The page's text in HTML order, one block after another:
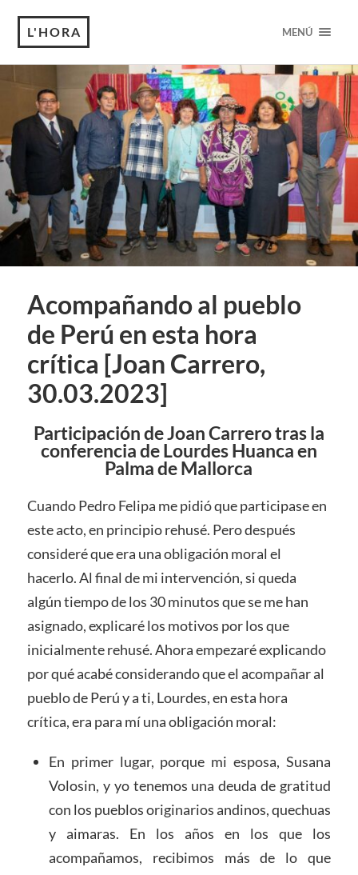
L'HORA MENÚ
Acompañando al pueblo
de Perú en esta hora
crítica [Joan Carrero,
30.03.2023]
Participación de Joan Carrero tras la
conferencia de Lourdes Huanca en
Palma de Mallorca
Cuando Pedro Felipa me pidió que participase en
este acto, en principio rehusé. Pero después
consideré que era una obligación moral el
hacerlo. Al final de mi intervención, si queda
algún tiempo de los 30 minutos que se me han
asignado, explicaré los motivos por los que
inicialmente rehusé. Ahora empezaré explicando
por qué acabé considerando que el acompañar al
pueblo de Perú y a ti, Lourdes, en esta hora
crítica, era para mí una obligación moral:
En primer lugar, porque mi esposa, Susana
Volosin, y yo tenemos una deuda de gratitud
con los pueblos originarios andinos, quechuas
y aimaras. En los años en los que los
acompañamos, recibimos más de lo que